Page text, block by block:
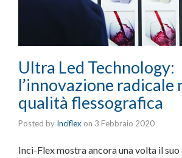
Ultra Led Technology:
l’innovazione radicale
qualità flessografica
Posted by Inciflex on 3 Febbraio 2020
Inci-Flex mostra ancora una volta il